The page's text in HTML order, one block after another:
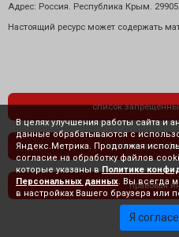
Адрес: Россия. Республика Крым.
Настоящий ресурс может содержать
список
политика
правовая
В целях улучшения работы сайта и
данные обрабатываются с
Яндекс.Метрика. Продолжая
согласие на обработку файлов
которые указаны в Политике
Персональных данных . Вы всегда
в настройках Вашего браузера или
Я